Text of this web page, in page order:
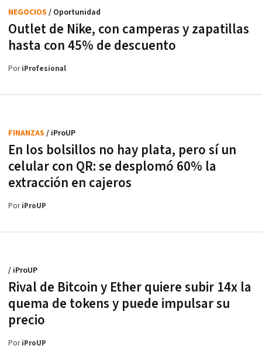
Outlet de Nike, con camperas y zapatillas
hasta con 45% de descuento
NEGOCIOS / Oportunidad
PoriProfesional
En los bolsillos no hay plata, pero sí un
celular con QR: se desplomó 60% la
extracción en cajeros
FINANZAS / iProUP
PoriProUP
Rival de Bitcoin y Ether quiere subir 14x la
quema de tokens y puede impulsar su
precio
/ iProUP
PoriProUP